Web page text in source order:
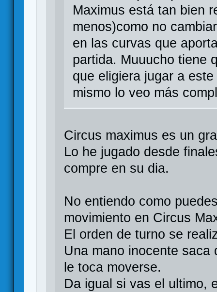
Maximus está tan bien
menos)como no
en las curvas que
partida. Muuucho tiene
que eligiera jugar a
mismo lo veo más
Circus maximus es un
Lo he jugado desde
compre en su dia.
No entiendo como
movimiento en Circus
El orden de turno se
Una mano inocente saca
le toca moverse.
Da igual si vas el ultimo,